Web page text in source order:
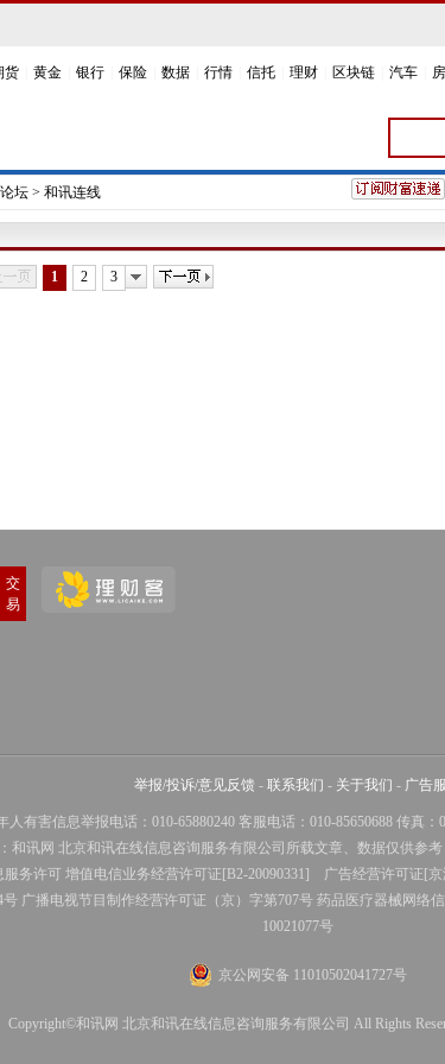
货 黄金 银行 保险 数据 行情 信托 理财 区块链 汽车
坛 > 和讯连线
1 2 3
下一页
交
易
举报/投诉/意见反馈 - 联系我们 - 关于我们 - 广告
有害信息举报电话：010-65880240 客服电话：010-85650688 传真：
和讯网 北京和讯在线信息咨询服务有限公司所载文章、数据仅供参考
服务许可 增值电信业务经营许可证[B2-20090331] 广告经营许可证[京
号 广播电视节目制作经营许可证（京）字第707号 药品医疗器械网络
10021077号
京公网安备 11010502041727号
Copyright©和讯网 北京和讯在线信息咨询服务有限公司 All Rights